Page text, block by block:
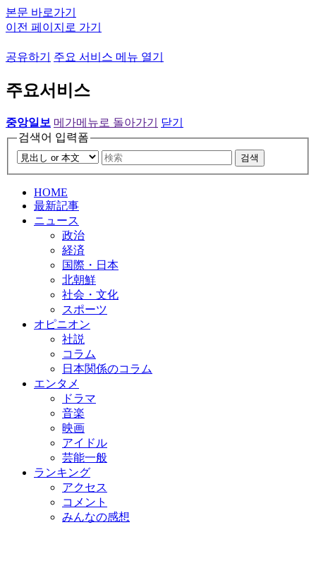
본문 바로가기
이전 페이지로 가기
공유하기 주요 서비스 메뉴 열기
주요서비스
중앙일보 메가메뉴로 돌아가기
닫기
검색어 입력폼
검색
HOME
最新記事
ニュース
政治
経済
国際・日本
北朝鮮
社会・文化
スポーツ
オピニオン
社説
コラム
日本関係のコラム
エンタメ
ドラマ
音楽
映画
アイドル
芸能一般
ランキング
アクセス
コメント
みんなの感想